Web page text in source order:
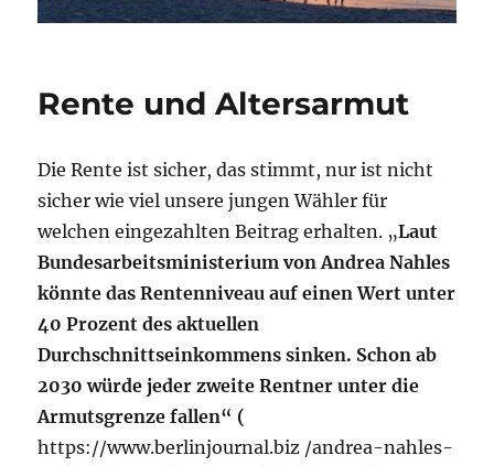
Rente und Altersarmut
Die Rente ist sicher, das stimmt, nur ist nicht
sicher wie viel unsere jungen Wähler für
welchen eingezahlten Beitrag erhalten. „Laut
Bundesarbeitsministerium von Andrea Nahles
könnte das Rentenniveau auf einen Wert unter
40 Prozent des aktuellen
Durchschnittseinkommens sinken. Schon ab
2030 würde jeder zweite Rentner unter die
Armutsgrenze fallen“ (
https://www.berlinjournal.biz /andrea-nahles-